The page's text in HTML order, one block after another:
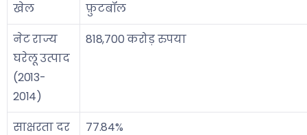
खेल
फ़ुटबॉल
नेट राज्य
घरेलू उत्पाद
(2013-
2014)
818,700 करोड़ रुपया
साक्षरता दर
77.84%